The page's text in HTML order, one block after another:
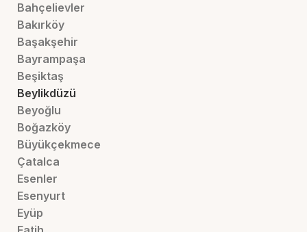
Bahçelievler
Bakırköy
Başakşehir
Bayrampaşa
Beşiktaş
Beylikdüzü
Beyoğlu
Boğazköy
Büyükçekmece
Çatalca
Esenler
Esenyurt
Eyüp